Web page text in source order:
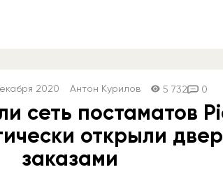
2020 Антон Курилов 5 732 0
сеть постаматов
открыли
заказами